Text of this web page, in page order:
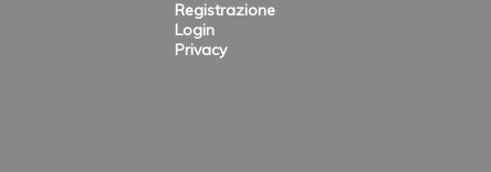
Registrazione
Login
Privacy